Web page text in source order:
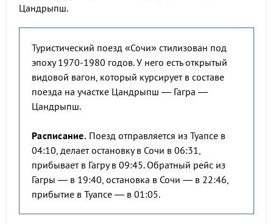
Цандрыпш.
Туристический поезд «Сочи» стилизован под
эпоху 1970-1980 годов. У него есть открытый
видовой вагон, который курсирует в составе
поезда на участке Цандрыпш — Гагра —
Цандрыпш.
Расписание.Поезд отправляется из Туапсе в
04:10, делает остановку в Сочи в 06:31,
прибывает в Гагру в 09:45. Обратный рейс из
Гагры — в 19:40, остановка в Сочи — в 22:46,
прибытие в Туапсе — в 01:05.